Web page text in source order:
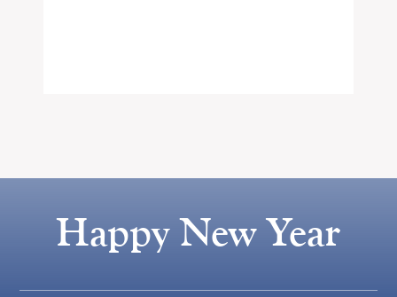
Happy New Year